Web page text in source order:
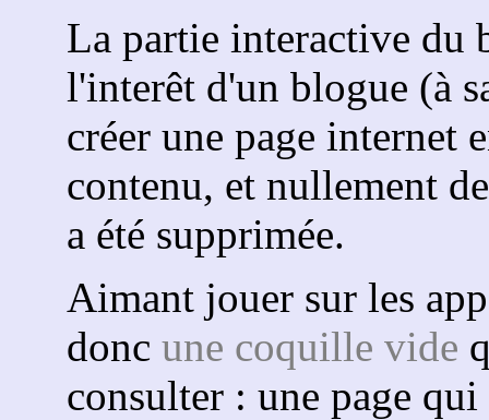
La partie interactive du
l'interêt d'un blogue (à
créer une page internet
contenu, et nullement
a été supprimée.
Aimant jouer sur les
donc une coquille vide
consulter : une page